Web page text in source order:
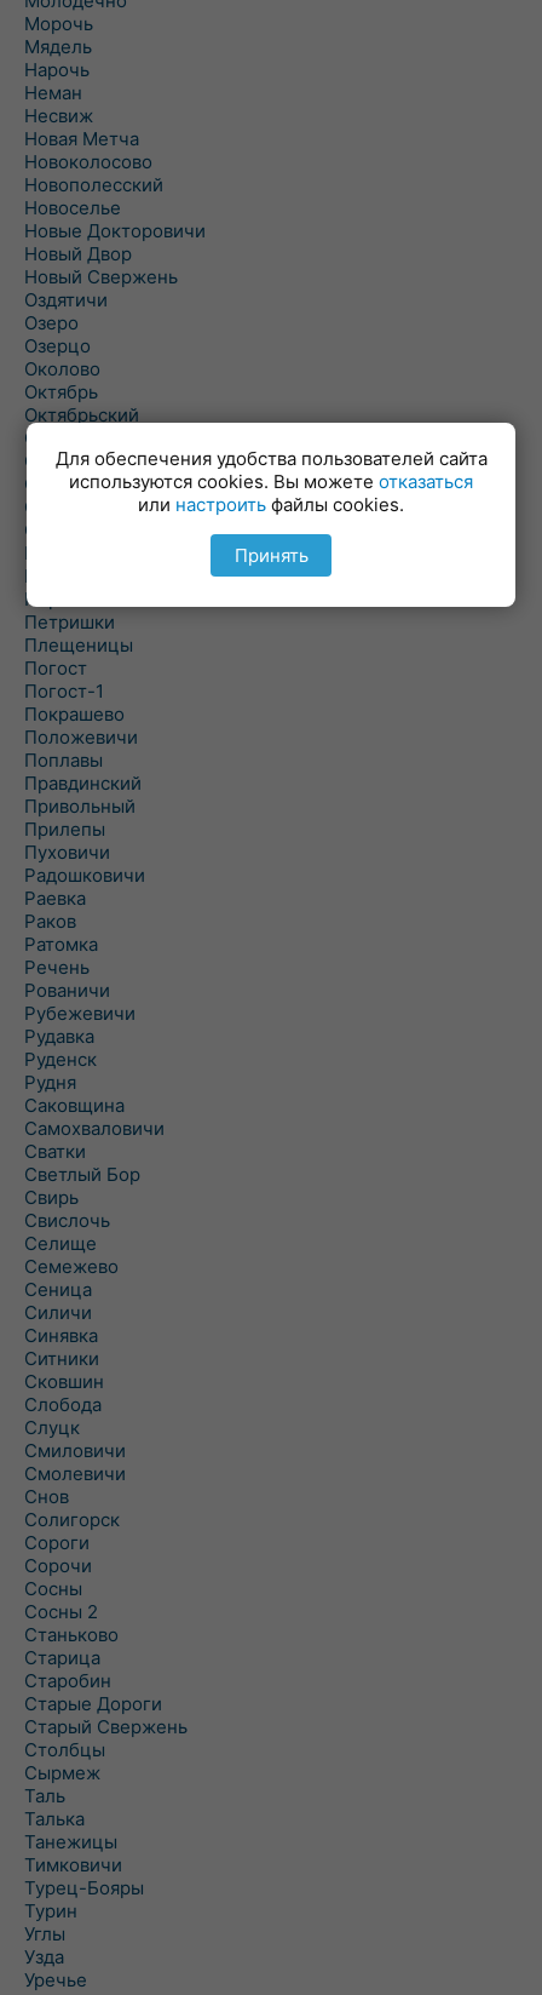
Морочь
Мядель
Нарочь
Неман
Несвиж
Новая Метча
Новоколосово
Новополесский
Новоселье
Новые Докторовичи
Новый Двор
Новый Свержень
Оздятичи
Озеро
Озерцо
Околово
Октябрь
Октябрьский
Олехновичи
Омговичи
Оношки
Осовец
Острошицкий Городок
Пасека
Пастовичи
Першаи
Петришки
Плещеницы
Погост
Погост-1
Покрашево
Положевичи
Поплавы
Правдинский
Привольный
Прилепы
Пуховичи
Радошковичи
Раевка
Раков
Ратомка
Речень
Рованичи
Рубежевичи
Рудавка
Руденск
Рудня
Саковщина
Самохваловичи
Сватки
Светлый Бор
Свирь
Свислочь
Селище
Семежево
Сеница
Силичи
Синявка
Ситники
Сковшин
Слобода
Слуцк
Смиловичи
Смолевичи
Снов
Солигорск
Сороги
Сорочи
Сосны
Сосны 2
Станьково
Старица
Старобин
Старые Дороги
Старый Свержень
Столбцы
Сырмеж
Таль
Талька
Танежицы
Тимковичи
Турец-Бояры
Турин
Углы
Узда
Уречье
Для обеспечения удобства пользователей сайта
используются cookies. Вы можете отказаться
или настроить файлы cookies.
Принять